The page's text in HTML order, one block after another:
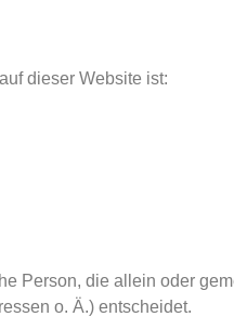
dieser Website ist:
Person, die allein oder
o. Ä.) entscheidet.